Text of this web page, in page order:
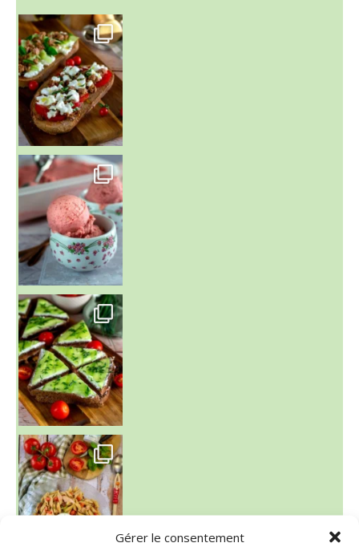
Gérer le consentement
~ NICE CREAM À LA FRAISE ~
Presque un mois que
~ SALADE DE PÂTES AUX DEUX TOMATES THON ET BURRA